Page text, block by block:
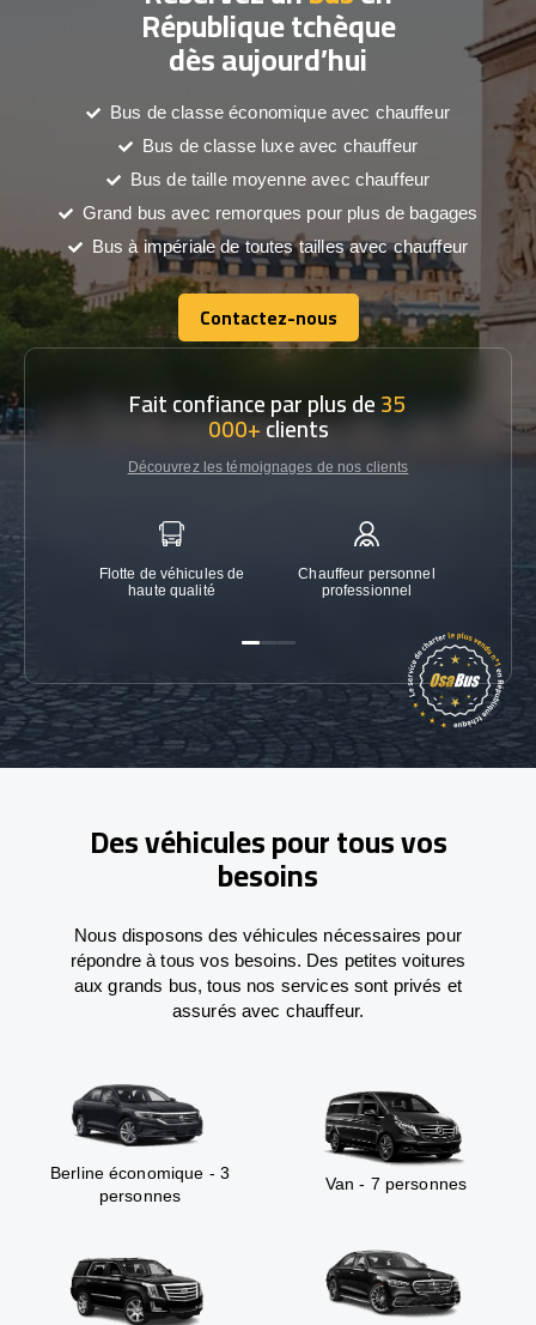
République tchèque
dès aujourd’hui
Bus de classe économique avec chauffeur
Bus de classe luxe avec chauffeur
Bus de taille moyenne avec chauffeur
Grand bus avec remorques pour plus de bagages
Bus à impériale de toutes tailles avec chauffeur
Contactez-nous
Contactez-nous
Fait confiance par plus de35
000+clients
Découvrez les témoignages de nos clients
Flotte de véhicules de
haute qualité
Chauffeur personnel
professionnel
Des véhicules pour tous vos
besoins
Nous disposons des véhicules nécessaires pour
répondre à tous vos besoins. Des petites voitures
aux grands bus, tous nos services sont privés et
assurés avec chauffeur.
Berline économique - 3
personnes
Van - 7 personnes